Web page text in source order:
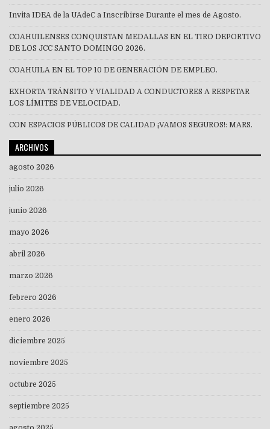
Invita IDEA de la UAdeC a Inscribirse Durante el mes de Agosto.
COAHUILENSES CONQUISTAN MEDALLAS EN EL TIRO DEPORTIVO
DE LOS JCC SANTO DOMINGO 2026.
COAHUILA EN EL TOP 10 DE GENERACIÓN DE EMPLEO.
EXHORTA TRÁNSITO Y VIALIDAD A CONDUCTORES A RESPETAR
LOS LÍMITES DE VELOCIDAD.
CON ESPACIOS PÚBLICOS DE CALIDAD ¡VAMOS SEGUROS!: MARS.
ARCHIVOS
agosto 2026
julio 2026
junio 2026
mayo 2026
abril 2026
marzo 2026
febrero 2026
enero 2026
diciembre 2025
noviembre 2025
octubre 2025
septiembre 2025